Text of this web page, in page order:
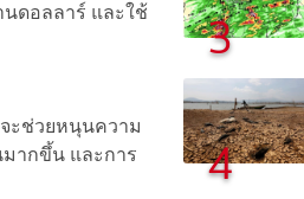
นดอลลาร์ และใช้
ะช่วยหนุนความ
มากขึ้น และการ
3
4